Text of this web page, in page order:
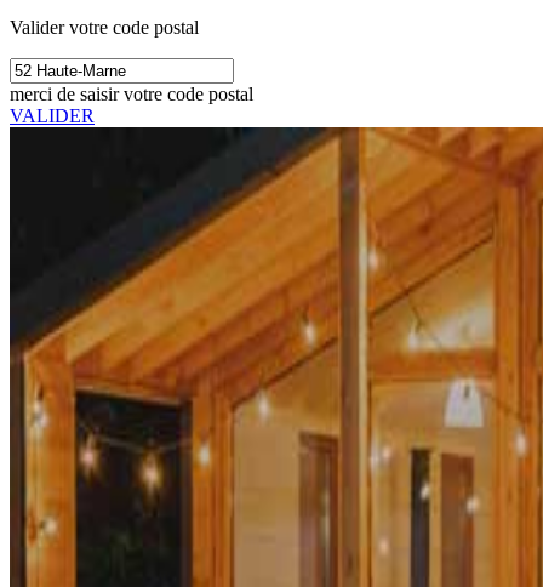
Valider votre code postal
merci de saisir votre code postal
VALIDER